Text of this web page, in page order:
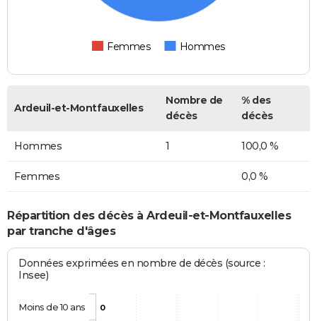
Femmes Hommes
Ardeuil-et-Montfauxelles
Nombre de
décès
% des
décès
Hommes 1 100,0 %
Femmes 0,0 %
Répartition des décès à Ardeuil-et-Montfauxelles
par tranche d'âges
Données exprimées en nombre de décès (source :
Insee)
0
Moins de 10 ans